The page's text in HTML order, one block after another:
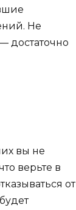
Не
достаточно
вы не
верьте в
от